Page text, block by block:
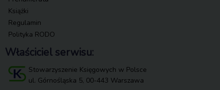
Książki
Regulamin
Polityka RODO
Właściciel serwisu:
Stowarzyszenie Księgowych w Polsce
ul. Górnośląska 5, 00-443 Warszawa